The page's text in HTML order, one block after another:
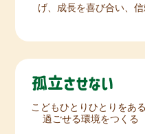
げ、成長を喜び合い、信
こどもひとりひとりをあ
過ごせる環境をつくる